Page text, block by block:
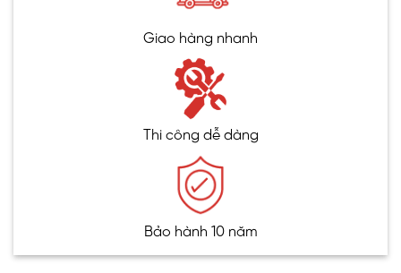
Giao hàng nhanh
Thi công dễ dàng
Bảo hành 10 năm